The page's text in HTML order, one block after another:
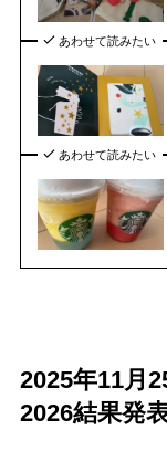
あわせて読みたい
あわせて読みたい
2025年11月
2026結果発表